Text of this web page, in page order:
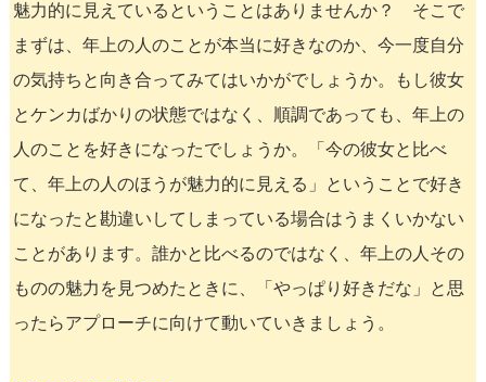
魅力的に見えているということはありませんか？ そこで
まずは、年上の人のことが本当に好きなのか、今一度自分
の気持ちと向き合ってみてはいかがでしょうか。もし彼女
とケンカばかりの状態ではなく、順調であっても、年上の
人のことを好きになったでしょうか。「今の彼女と比べ
て、年上の人のほうが魅力的に見える」ということで好き
になったと勘違いしてしまっている場合はうまくいかない
ことがあります。誰かと比べるのではなく、年上の人その
ものの魅力を見つめたときに、「やっぱり好きだな」と思
ったらアプローチに向けて動いていきましょう。